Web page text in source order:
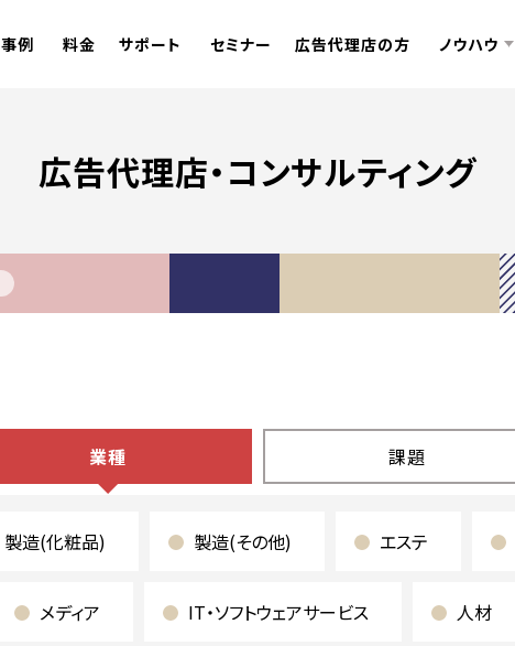
事例 料金 サポート セミナー 広告代理店の方 ノウハウ
広告代理店・コンサルティング
業種 課題
製造(化粧品) 製造(その他) エステ
メディア IT・ソフトウェアサービス 人材